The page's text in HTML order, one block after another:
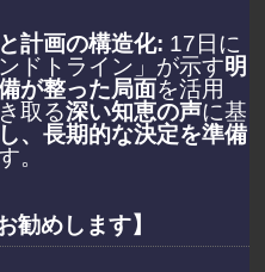
計画の構造化: 17日に
ドトライン」が示す明
が整った局面を活用
取る深い知恵の声に基
、長期的な決定を準備
。
勧めします】